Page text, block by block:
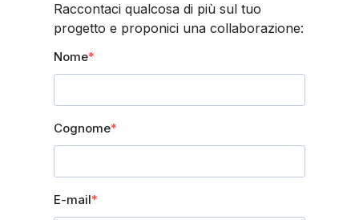
Raccontaci qualcosa di più sul tuo
progetto e proponici una collaborazione:
Nome
Cognome
E-mail